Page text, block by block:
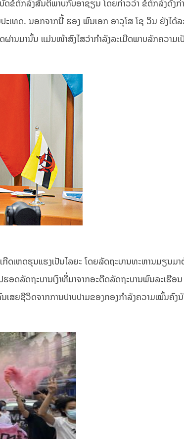
ດຂໍ້ຕົກລົງສັນຕິພາບກັບອາຊຽນ ໂດຍກ່າວວ່າ ຂໍ້ຕົກລົງດັ່ງ
ເທດ. ນອກຈາກນີ້ ຮອງ ພົນເອກ ອາວຸໂສ ໂຊ ວິນ ຍັງໄດ້ລ
ານມານັ້ນ ແມ່ນໜ້າສົງໄສວ່າກຳລັງລະເມີດພາບລັກຄວາມ
ດເຫດຮຸນແຮງເປັນໄລຍະ ໂດຍລັດຖະບານທະຫານມຽນມາ
ດລັດຖະບານເງົາທີ່ມາຈາກອະດີດລັດຖະບານພົນລະເຮືອນ
ເສຍຊີວິດຈາກການປາບປາມຂອງກອງກຳລັງຄວາມໝັ້ນຄົງ